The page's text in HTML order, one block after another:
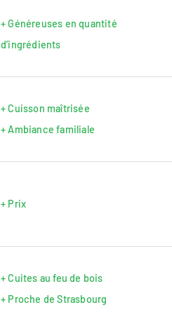
+ Généreuses en quantité
d’ingrédients
+ Cuisson maîtrisée
+ Ambiance familiale
+ Prix
+ Cuites au feu de bois
+ Proche de Strasbourg